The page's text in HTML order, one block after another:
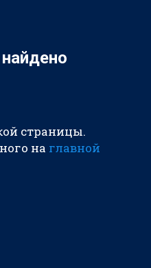
страницы.
на главной